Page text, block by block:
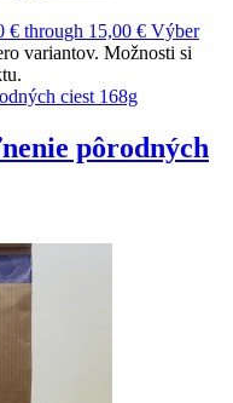
€ through 15,00 € Výber
variantov. Možnosti si
pôrodných